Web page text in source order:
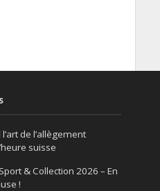
de l’allègement
suisse
Sport & Collection 2026 – En
!